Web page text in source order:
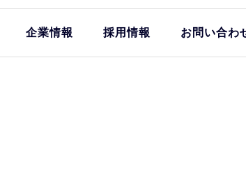
企業情報 採用情報 お問い合わ